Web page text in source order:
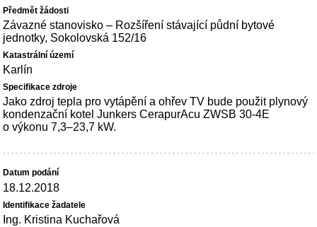
Závazné stanovisko – Rozšíření stávající půdní bytové
jednotky, Sokolovská 152/16
Karlín
Jako zdroj tepla pro vytápění a ohřev TV bude použit plynový
kondenzační kotel Junkers CerapurAcu ZWSB 30-4E
o výkonu 7,3–23,7 kW.
18.12.2018
Ing. Kristina Kuchařová